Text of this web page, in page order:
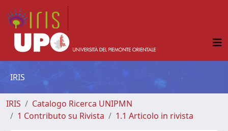
IRIS
IRIS
Catalogo Ricerca UNIPMN
1 Contributo su Rivista
1.1 Articolo in rivista